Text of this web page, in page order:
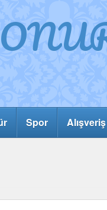
Spor Alışveriş